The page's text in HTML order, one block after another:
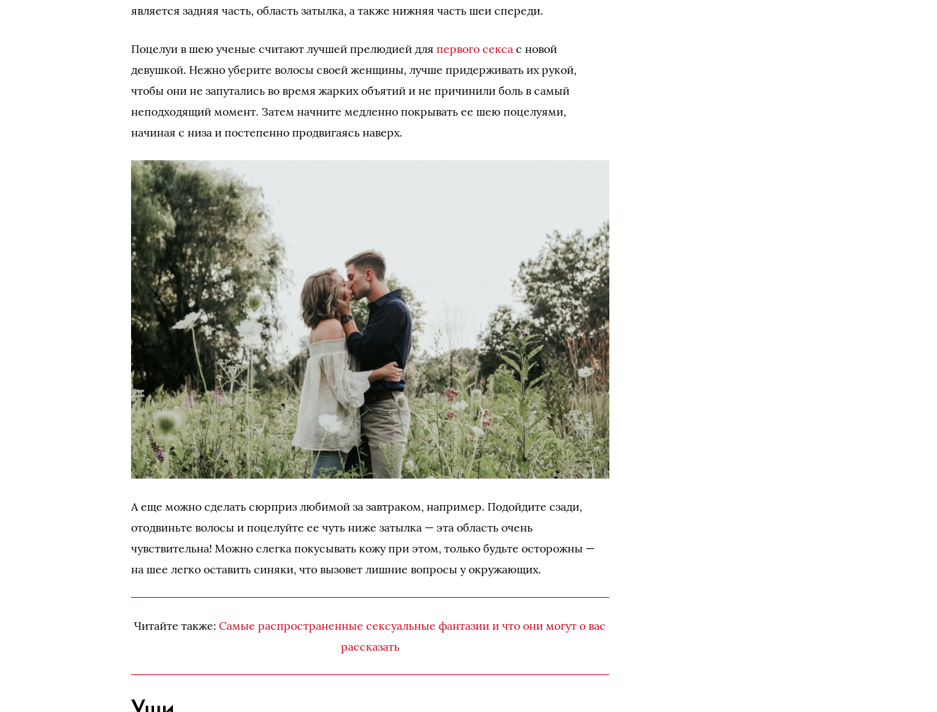
является задняя часть, область затылка, а также нижняя часть шеи спереди.
Поцелуи в шею ученые считают лучшей прелюдией дляпервого секса с новой
девушкой. Нежно уберите волосы своей женщины, лучше придерживать их рукой,
чтобы они не запутались во время жарких объятий и не причинили боль в самый
неподходящий момент. Затем начните медленно покрывать ее шею поцелуями,
начиная с низа и постепенно продвигаясь наверх.
А еще можно сделать сюрприз любимой за завтраком, например. Подойдите сзади,
отодвиньте волосы и поцелуйте ее чуть ниже затылка — эта область очень
чувствительна! Можно слегка покусывать кожу при этом, только будьте осторожны —
на шее легко оставить синяки, что вызовет лишние вопросы у окружающих.
Читайте также:Самые распространенные сексуальные фантазии и что они могут о вас
рассказать